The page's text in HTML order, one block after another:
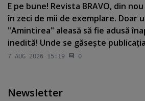
E pe bune! Revista BRAVO, din
în zeci de mii de exemplare. Doar
"Amintirea" aleasă să fie adusă
inedită! Unde se găseşte publicaţia
7 AUG 2026 15:19 0
Newsletter